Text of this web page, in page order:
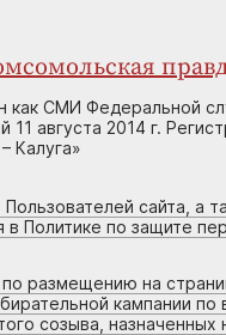
как СМИ Федеральной
11 августа 2014 г.
Калуга»
сайта, а
Политике по защите
размещению на
кампании
созыва, назначенных